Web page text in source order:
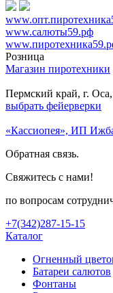
www.салюты59.рф
Розница
Магазин пиротехники
Пермский край, г.
выбрать фейерверки
«Кассиопея», ИП
Обратная связь.
Свяжитесь с нами!
по вопросам
+7(342)287-15-15
Каталог
Огненный
Батареи салютов
Фонтаны